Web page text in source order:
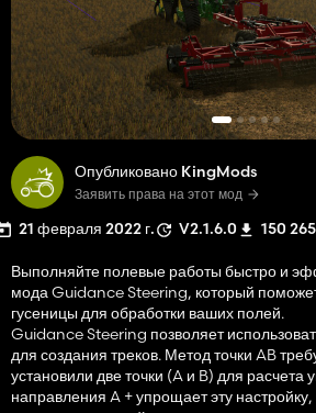
Опубликовано KingMods
Заявить права на этот мод
21 февраля 2022 г. V2.1.6.0 150 265
Выполняйте полевые работы быстро и
мода Guidance Steering, который
гусеницы для обработки ваших полей.
Guidance Steering позволяет
для создания треков. Метод точки AB
установили две точки (A и B) для расчета
направления A + упрощает эту настройку,